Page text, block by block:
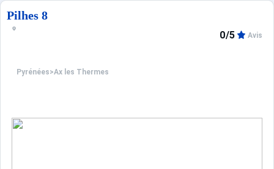
Pilhes 8
Pyrénées>Ax les Thermes
0/5 Avis